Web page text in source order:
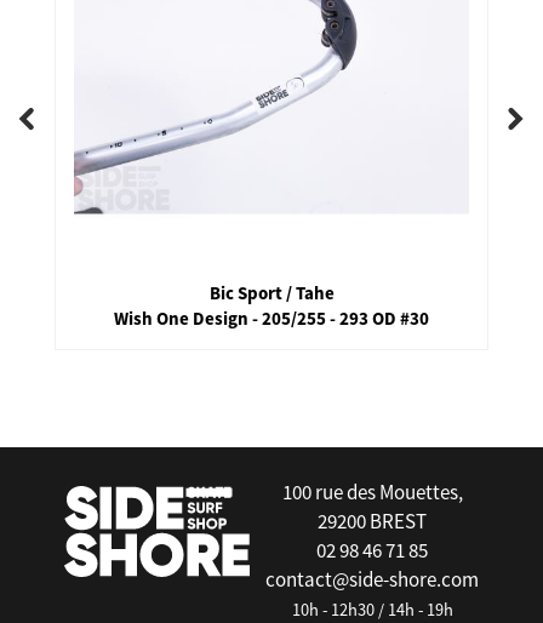
Bic Sport / Tahe
Wish One Design - 205/255 - 293 OD #30
100 rue des Mouettes,
29200 BREST
02 98 46 71 85
contact@side-shore.com
10h - 12h30 / 14h - 19h